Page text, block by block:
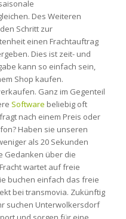
Des Weiteren
Schritt zur
einen Frachtauftrag
Dies ist zeit- und
kann so einfach sein,
Shop kaufen.
Ganz im Gegenteil
Software beliebig oft
nach einem Preis oder
Haben sie unseren
als 20 Sekunden
Gedanken über die
wartet auf freie
buchen einfach das freie
bei transmovia. Zukünftig
suchen Unterwolkersdorf